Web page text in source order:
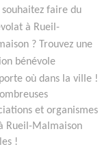
souhaitez faire du
à Rueil-
? Trouvez une
bénévole
où dans la ville !
et organismes
Rueil-Malmaison
!